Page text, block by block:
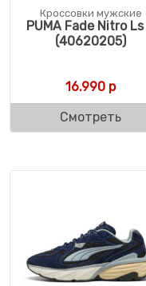
Кроссовки мужские
PUMA Fade Nitro Ls
(40620205)
16.990 р
Смотреть